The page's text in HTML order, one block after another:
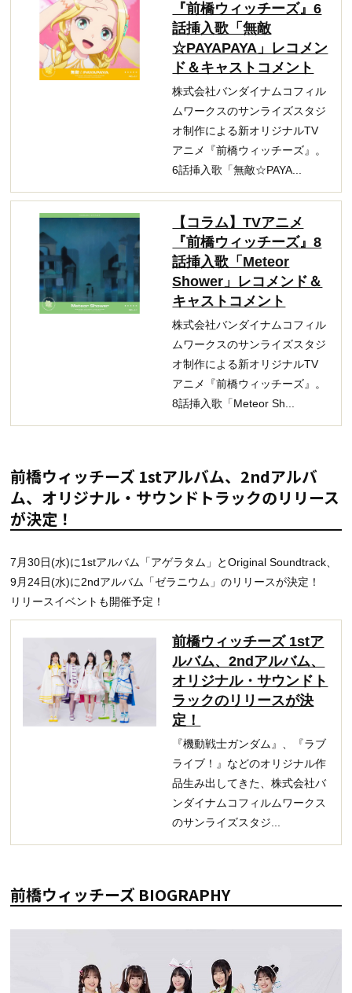
『前橋ウィッチーズ』6
話挿入歌「無敵
☆PAYAPAYA」レコメン
ド＆キャストコメント
株式会社バンダイナムコフィル
ムワークスのサンライズスタジ
オ制作による新オリジナルTV
アニメ『前橋ウィッチーズ』。
6話挿入歌「無敵☆PAYA...
【コラム】TVアニメ
『前橋ウィッチーズ』8
話挿入歌「Meteor
Shower」レコメンド＆
キャストコメント
株式会社バンダイナムコフィル
ムワークスのサンライズスタジ
オ制作による新オリジナルTV
アニメ『前橋ウィッチーズ』。
8話挿入歌「Meteor Sh...
前橋ウィッチーズ 1stアルバム、2ndアルバ
ム、オリジナル・サウンドトラックのリリース
が決定！
7月30日(水)に1stアルバム「アゲラタム」とOriginal Soundtrack、
9月24日(水)に2ndアルバム「ゼラニウム」のリリースが決定！
リリースイベントも開催予定！
前橋ウィッチーズ 1stア
ルバム、2ndアルバム、
オリジナル・サウンドト
ラックのリリースが決
定！
『機動戦士ガンダム』、『ラブ
ライブ！』などのオリジナル作
品生み出してきた、株式会社バ
ンダイナムコフィルムワークス
のサンライズスタジ...
前橋ウィッチーズ BIOGRAPHY